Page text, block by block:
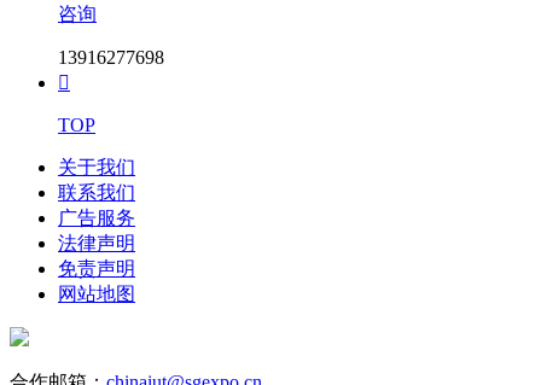
咨询
13916277698

TOP
关于我们
联系我们
广告服务
法律声明
免责声明
网站地图